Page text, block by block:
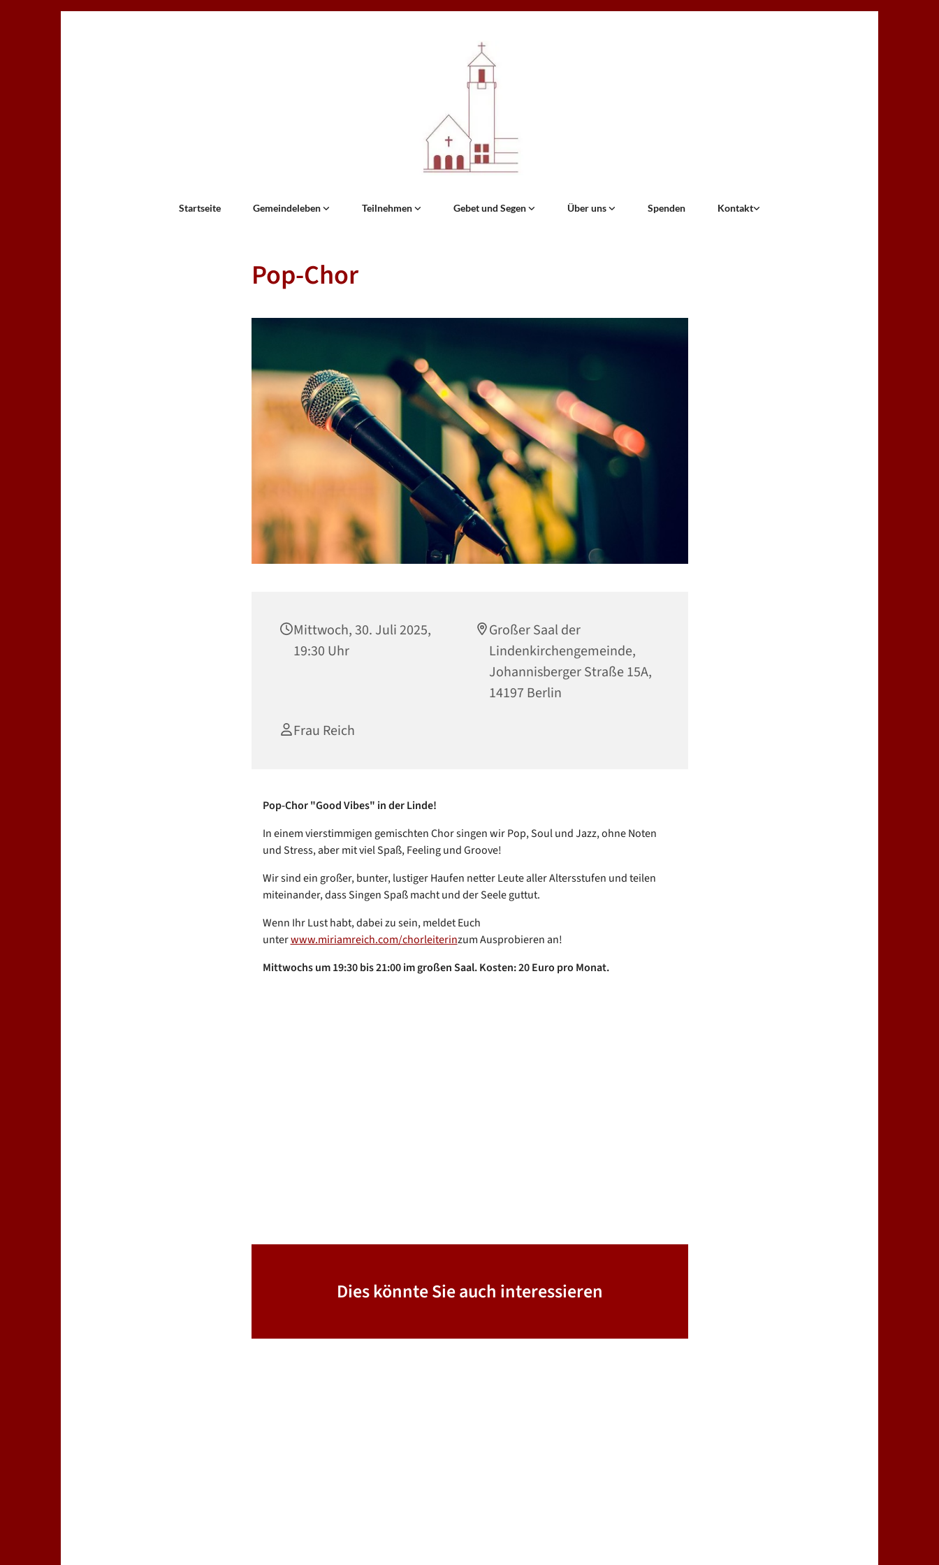
Startseite Gemeindeleben Teilnehmen Gebet und Segen Über uns Spenden Kontakt
Pop-Chor
Mittwoch, 30. Juli 2025,
19:30 Uhr
Großer Saal der
Lindenkirchengemeinde,
Johannisberger Straße 15A,
14197 Berlin
Frau Reich
Pop-Chor "Good Vibes" in der Linde!
In einem vierstimmigen gemischten Chor singen wir Pop, Soul und Jazz, ohne Noten
und Stress, aber mit viel Spaß, Feeling und Groove!
Wir sind ein großer, bunter, lustiger Haufen netter Leute aller Altersstufen und teilen
miteinander, dass Singen Spaß macht und der Seele guttut.
Wenn Ihr Lust habt, dabei zu sein, meldet Euch
unterwww.miriamreich.com/chorleiterinzum Ausprobieren an!
Mittwochs um 19:30 bis 21:00 im großen Saal. Kosten: 20 Euro pro Monat.
Dies könnte Sie auch interessieren